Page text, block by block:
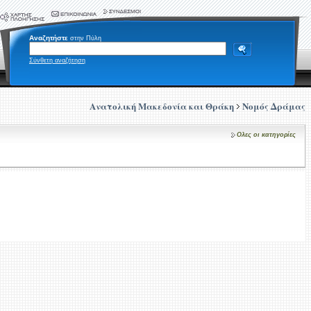
Αναζητήστε στην Πύλη
Σύνθετη αναζήτηση
Ανατολική Μακεδονία και Θράκη Νομός Δράμας
Ολες οι κατηγορίες